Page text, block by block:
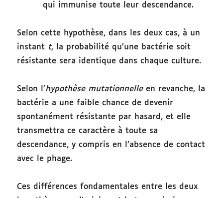
qui immunise toute leur descendance.
Selon cette hypothèse, dans les deux cas, à un
instant t, la probabilité qu’une bactérie soit
résistante sera identique dans chaque culture.
Selon l’hypothèse mutationnelleen revanche, la
bactérie a une faible chance de devenir
spontanément résistante par hasard, et elle
transmettra ce caractère à toute sa
descendance, y compris en l’absence de contact
avec le phage.
Ces différences fondamentales entre les deux